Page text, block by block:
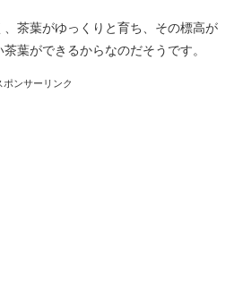
茶葉がゆっくりと育ち、その標高が
葉ができるからなのだそうです。
ポンサーリンク